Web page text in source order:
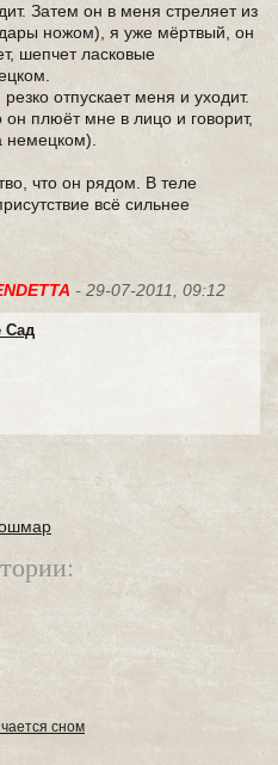
Затем он в меня стреляет из
ножом), я уже мёртвый, он
шепчет ласковые
отпускает меня и уходит.
он плюёт мне в лицо и говорит,
немецком).
что он рядом. В теле
всё сильнее
- 29-07-2011, 09:12
Сад
сном